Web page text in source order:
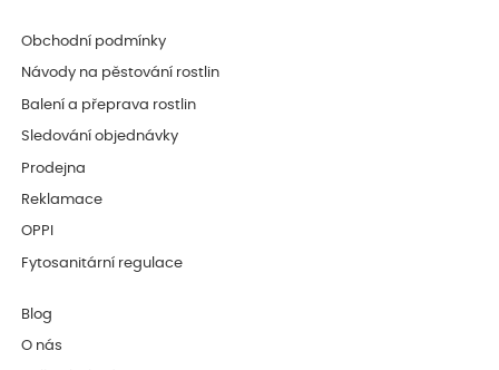
Obchodní podmínky
Návody na pěstování rostlin
Balení a přeprava rostlin
Sledování objednávky
Prodejna
Reklamace
OPPI
Fytosanitární regulace
Blog
O nás